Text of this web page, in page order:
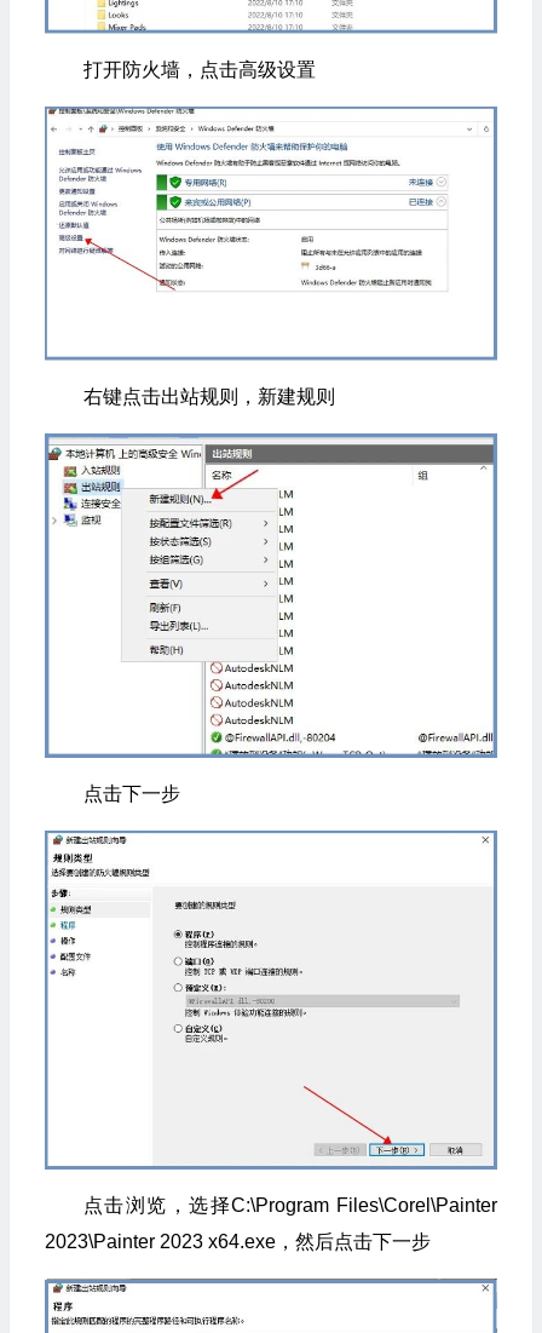
打开防火墙，点击高级设置
右键点击出站规则，新建规则
点击下一步
点击浏览，选择C:\Program Files\Corel\Painter
2023\Painter 2023 x64.exe，然后点击下一步